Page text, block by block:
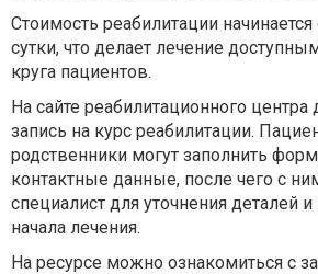
Стоимость реабилитации начинается
сутки, что делает лечение
круга пациентов.
На сайте реабилитационного центра
запись на курс реабилитации.
родственники могут заполнить
контактные данные, после чего с
специалист для уточнения деталей
начала лечения.
На ресурсе можно ознакомиться с